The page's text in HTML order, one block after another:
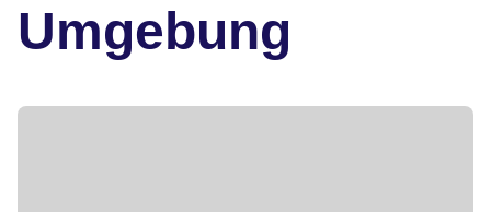
Umgebung